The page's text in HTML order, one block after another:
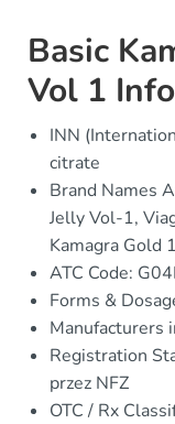
Basic
Vol 1
INN
citrate
Brand Names
Jelly Vol-1,
Kamagra Gold
ATC Code:
Forms &
Manufacturers
Registration
przez NFZ
OTC / Rx